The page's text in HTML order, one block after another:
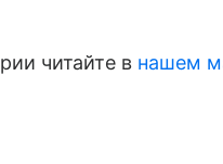
читайте в нашем